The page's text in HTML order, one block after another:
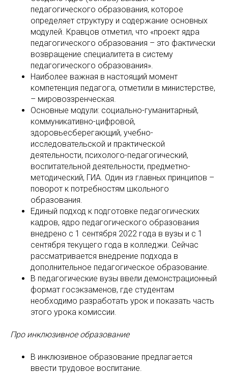
педагогического образования, которое
определяет структуру и содержание основных
модулей. Кравцов отметил, что «проект ядра
педагогического образования – это фактически
возвращение специалитета в систему
педагогического образования».
Наиболее важная в настоящий момент
компетенция педагога, отметили в министерстве,
– мировоззренческая.
Основные модули: социально-гуманитарный,
коммуникативно-цифровой,
здоровьесберегающий, учебно-
исследовательской и практической
деятельности, психолого-педагогический,
воспитательной деятельности, предметно-
методический, ГИА. Один из главных принципов –
поворот к потребностям школьного
образования.
Единый подход к подготовке педагогических
кадров, ядро педагогического образования
внедрено с 1 сентября 2022 года в вузы и с 1
сентября текущего года в колледжи. Сейчас
рассматривается внедрение подхода в
дополнительное педагогическое образование.
В педагогические вузы ввели демонстрационный
формат госэкзаменов, где студентам
необходимо разработать урок и показать часть
этого урока комиссии.
Про инклюзивное образование
В инклюзивное образование предлагается
ввести трудовое воспитание.